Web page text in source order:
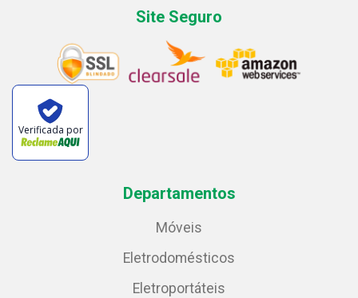
Site Seguro
Verificada por
Departamentos
Móveis
Eletrodomésticos
Eletroportáteis